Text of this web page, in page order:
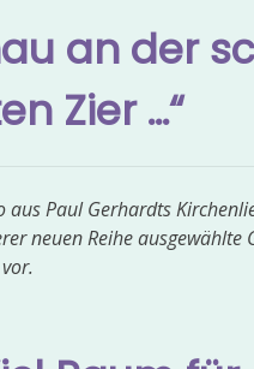
an der
Zier …“
aus Paul Gerhardts
neuen Reihe ausgewählte